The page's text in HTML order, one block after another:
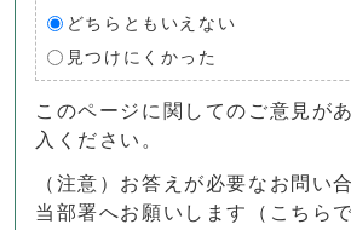
どちらともいえない
見つけにくかった
このページに関してのご意見が
入ください。
（注意）お答えが必要なお問い
当部署へお願いします（こちら